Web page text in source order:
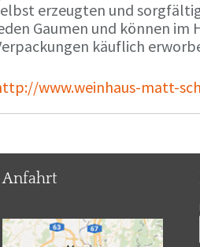
erzeugten und
Gaumen und können im
käuflich
www.weinhaus-matt-
Anfahrt